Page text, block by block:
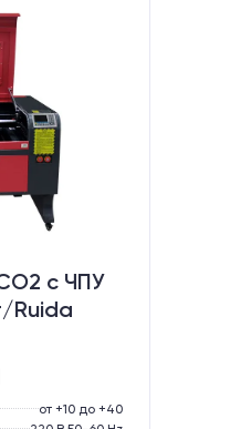
c ЧПУ
Ruida
от +10 до +40